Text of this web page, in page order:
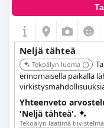
Kaiken kaikkiaan,
näyttää siltä, että
neljän tähden lupaus
vierailijoiden tulisi
hotelli saattaa tarjota
kokemuksen kuin
jota joissakin
Neljä tähteä
Tekoälyn luoma
erinomaisella paikalla
Yhteenveto
'Neljä tähteä'.
Tekoälyn laatima tiivistelmä